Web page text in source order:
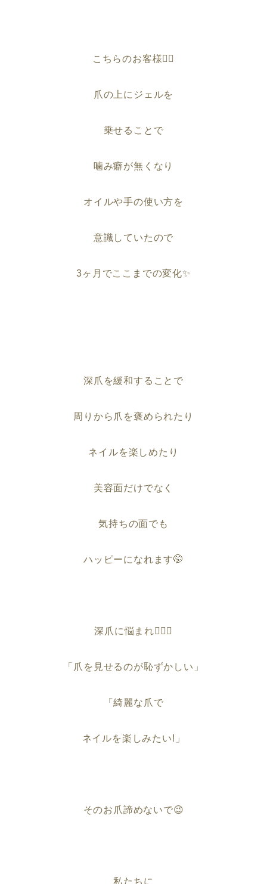
こちらのお客様💁‍♀️
爪の上にジェルを
乗せることで
噛み癖が無くなり
オイルや手の使い方を
意識していたので
3ヶ月でここまでの変化✨
深爪を緩和することで
周りから爪を褒められたり
ネイルを楽しめたり
美容面だけでなく
気持ちの面でも
ハッピーになれます🤭
深爪に悩まれ🤦🏻‍♀️
「爪を見せるのが恥ずかしい」
「綺麗な爪で
ネイルを楽しみたい!」
そのお爪諦めないで😉
私たちに